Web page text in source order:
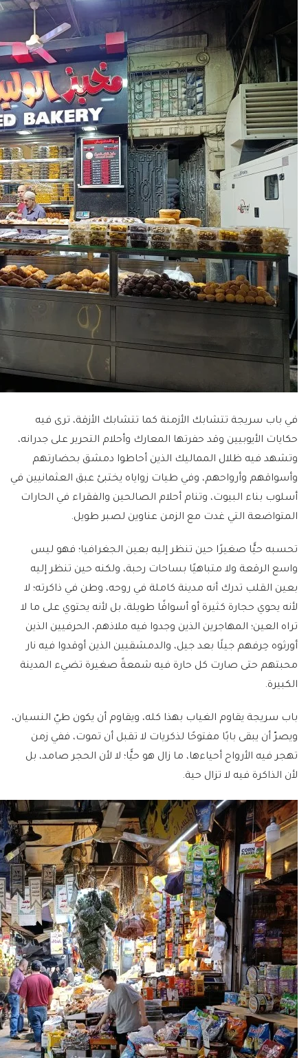
في باب سريجة تتشابك الأزمنة كما تتشابك الأزقة، ترى فيه
حكايات الأيوبيين وقد حفرتها المعارك وأحلام التحرير على جدرانه،
وتشهد فيه ظلال المماليك الذين أحاطوا دمشق بحضارتهم
وأسواقهم وأرواحهم، وفي طيات زواياه يختبئ عبق العثمانيين في
أسلوب بناء البيوت، وتنام أحلام الصالحين والفقراء في الحارات
المتواضعة التي غدت مع الزمن عناوين لصبر طويل.
تحسبه حيًّا صغيرًا حين تنظر إليه بعين الجغرافيا؛ فهو ليس
واسع الرقعة ولا متباهيًا بساحات رحبة، ولكنه حين تنظر إليه
بعين القلب تدرك أنه مدينة كاملة في روحه، وطن في ذاكرته؛ لا
لأنه يحوي حجارة كثيرة أو أسواقًا طويلة، بل لأنه يحتوي على ما لا
تراه العين؛ المهاجرين الذين وجدوا فيه ملاذهم، الحرفيين الذين
أورثوه حِرفهم جيلًا بعد جيل، والدمشقيين الذين أوقدوا فيه نار
محبتهم حتى صارت كل حارة فيه شمعةً صغيرة تضيء المدينة
الكبيرة.
باب سريجة يقاوم الغياب بهذا كله، ويقاوم أن يكون طيّ النسيان،
ويصرّ أن يبقى بابًا مفتوحًا لذكريات لا تقبل أن تموت، ففي زمن
تهجر فيه الأرواح أحياءها، ما زال هو حيًّا؛ لا لأن الحجر صامد، بل
لأن الذاكرة فيه لا تزال حية.